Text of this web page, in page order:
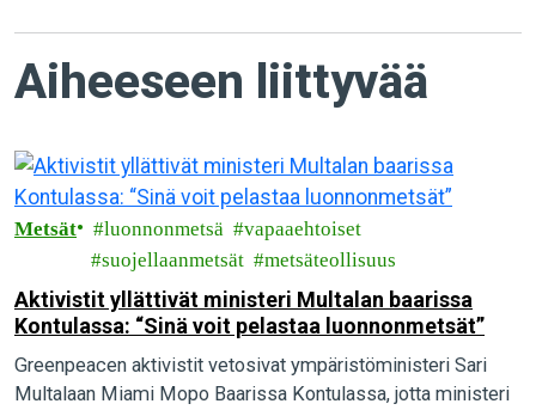
Aiheeseen liittyvää
Metsät luonnonmetsä
vapaaehtoiset
suojellaanmetsät
metsäteollisuus
Aktivistit yllättivät ministeri Multalan baarissa
Kontulassa: “Sinä voit pelastaa luonnonmetsät”
Greenpeacen aktivistit vetosivat ympäristöministeri Sari
Multalaan Miami Mopo Baarissa Kontulassa, jotta ministeri